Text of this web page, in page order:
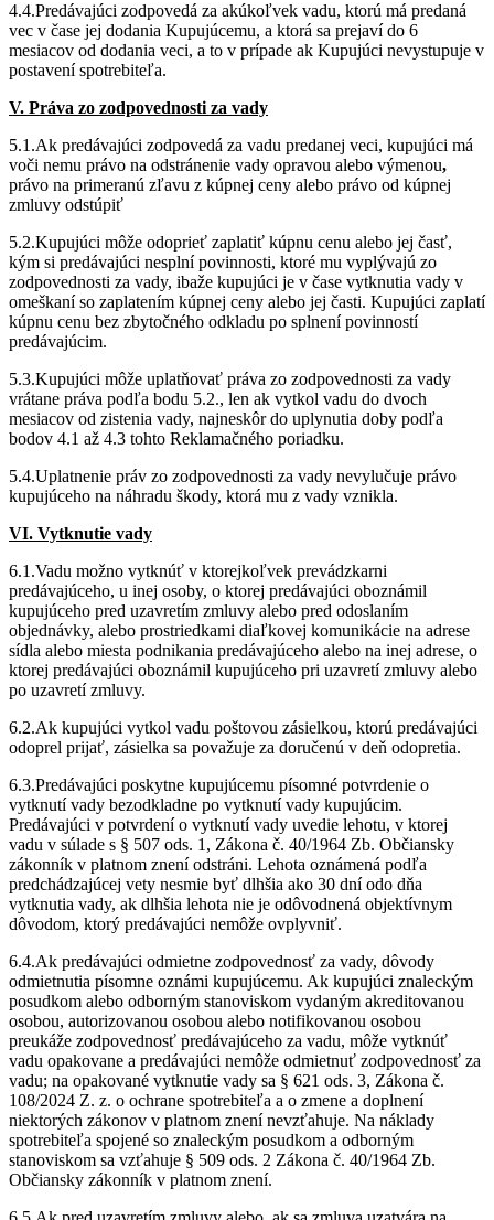
4.4.Predávajúci zodpovedá za akúkoľvek vadu, ktorú má predaná
vec v čase jej dodania Kupujúcemu, a ktorá sa prejaví do 6
mesiacov od dodania veci, a to v prípade ak Kupujúci nevystupuje v
postavení spotrebiteľa.
V. Práva zo zodpovednosti za vady
5.1.Ak predávajúci zodpovedá za vadu predanej veci, kupujúci má
voči nemu právo na odstránenie vady opravou alebo výmenou,
právo na primeranú zľavu z kúpnej ceny alebo právo od kúpnej
zmluvy odstúpiť
5.2.Kupujúci môže odoprieť zaplatiť kúpnu cenu alebo jej časť,
kým si predávajúci nesplní povinnosti, ktoré mu vyplývajú zo
zodpovednosti za vady, ibaže kupujúci je v čase vytknutia vady v
omeškaní so zaplatením kúpnej ceny alebo jej časti. Kupujúci zaplatí
kúpnu cenu bez zbytočného odkladu po splnení povinností
predávajúcim.
5.3.Kupujúci môže uplatňovať práva zo zodpovednosti za vady
vrátane práva podľa bodu 5.2., len ak vytkol vadu do dvoch
mesiacov od zistenia vady, najneskôr do uplynutia doby podľa
bodov 4.1 až 4.3 tohto Reklamačného poriadku.
5.4.Uplatnenie práv zo zodpovednosti za vady nevylučuje právo
kupujúceho na náhradu škody, ktorá mu z vady vznikla.
VI. Vytknutie vady
6.1.Vadu možno vytknúť v ktorejkoľvek prevádzkarni
predávajúceho, u inej osoby, o ktorej predávajúci oboznámil
kupujúceho pred uzavretím zmluvy alebo pred odoslaním
objednávky, alebo prostriedkami diaľkovej komunikácie na adrese
sídla alebo miesta podnikania predávajúceho alebo na inej adrese, o
ktorej predávajúci oboznámil kupujúceho pri uzavretí zmluvy alebo
po uzavretí zmluvy.
6.2.Ak kupujúci vytkol vadu poštovou zásielkou, ktorú predávajúci
odoprel prijať, zásielka sa považuje za doručenú v deň odopretia.
6.3.Predávajúci poskytne kupujúcemu písomné potvrdenie o
vytknutí vady bezodkladne po vytknutí vady kupujúcim.
Predávajúci v potvrdení o vytknutí vady uvedie lehotu, v ktorej
vadu v súlade s § 507 ods. 1, Zákona č. 40/1964 Zb. Občiansky
zákonník v platnom znení odstráni. Lehota oznámená podľa
predchádzajúcej vety nesmie byť dlhšia ako 30 dní odo dňa
vytknutia vady, ak dlhšia lehota nie je odôvodnená objektívnym
dôvodom, ktorý predávajúci nemôže ovplyvniť.
6.4.Ak predávajúci odmietne zodpovednosť za vady, dôvody
odmietnutia písomne oznámi kupujúcemu. Ak kupujúci znaleckým
posudkom alebo odborným stanoviskom vydaným akreditovanou
osobou, autorizovanou osobou alebo notifikovanou osobou
preukáže zodpovednosť predávajúceho za vadu, môže vytknúť
vadu opakovane a predávajúci nemôže odmietnuť zodpovednosť za
vadu; na opakované vytknutie vady sa § 621 ods. 3, Zákona č.
108/2024 Z. z. o ochrane spotrebiteľa a o zmene a doplnení
niektorých zákonov v platnom znení nevzťahuje. Na náklady
spotrebiteľa spojené so znaleckým posudkom a odborným
stanoviskom sa vzťahuje § 509 ods. 2 Zákona č. 40/1964 Zb.
Občiansky zákonník v platnom znení.